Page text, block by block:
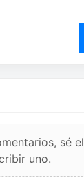
sé el
uno.